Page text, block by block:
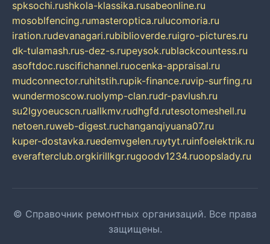
spksochi.rushkola-klassika.rusabeonline.ru
mosoblfencing.rumasteroptica.rulucomoria.ru
iration.rudevanagari.rubiblioverde.ruigro-pictures.ru
dk-tulamash.rus-dez-s.rupeysok.rublackcountess.ru
asoftdoc.ruscifichannel.ruocenka-appraisal.ru
mudconnector.ruhitstih.rupik-finance.ruvip-surfing.ru
wundermoscow.ruolymp-clan.rudr-pavlush.ru
su2lgyoeucscn.ruallkmv.rudhgfd.rutesotomeshell.ru
netoen.ruweb-digest.ruchanganqiyuana07.ru
kuper-dostavka.ruedemvgelen.ruytyt.ruinfoelektrik.ru
everafterclub.orgkirillkgr.rugoodv1234.ruoopslady.ru
© Справочник ремонтных организаций. Все права
защищены.